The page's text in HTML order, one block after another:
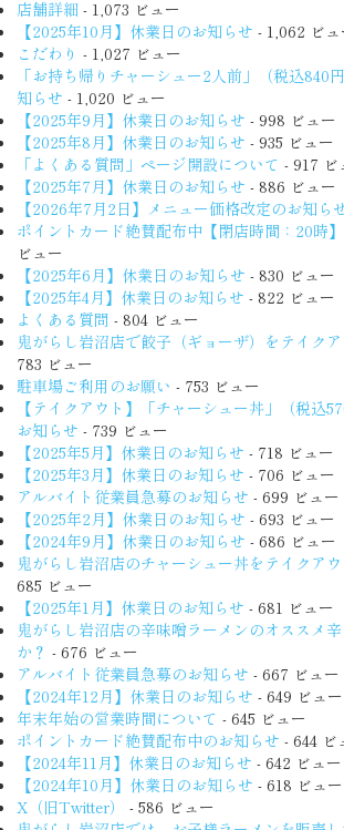
店舗詳細 - 1,073 ビュー
【2025年10月】休業日のお知らせ - 1,062 ビュ
こだわり - 1,027 ビュー
「お持ち帰りチャーシュー2人前」（税込840
知らせ - 1,020 ビュー
【2025年9月】休業日のお知らせ - 998 ビュー
【2025年8月】休業日のお知らせ - 935 ビュー
「よくある質問」ページ開設について - 917 ビ
【2025年7月】休業日のお知らせ - 886 ビュー
【2026年7月2日】メニュー価格改定のお知ら
ポイントカード絶賛配布中【閉店時間：20時
ビュー
【2025年6月】休業日のお知らせ - 830 ビュー
【2025年4月】休業日のお知らせ - 822 ビュー
よくある質問 - 804 ビュー
鬼がらし岩沼店で餃子（ギョーザ）をテイク
783 ビュー
駐車場ご利用のお願い - 753 ビュー
【テイクアウト】「チャーシュー丼」（税込
お知らせ - 739 ビュー
【2025年5月】休業日のお知らせ - 718 ビュー
【2025年3月】休業日のお知らせ - 706 ビュー
アルバイト従業員急募のお知らせ - 699 ビュー
【2025年2月】休業日のお知らせ - 693 ビュー
【2024年9月】休業日のお知らせ - 686 ビュー
鬼がらし岩沼店のチャーシュー丼をテイクア
685 ビュー
【2025年1月】休業日のお知らせ - 681 ビュー
鬼がらし岩沼店の辛味噌ラーメンのオススメ
か？ - 676 ビュー
アルバイト従業員急募のお知らせ - 667 ビュー
【2024年12月】休業日のお知らせ - 649 ビュー
年末年始の営業時間について - 645 ビュー
ポイントカード絶賛配布中のお知らせ - 644 ビ
【2024年11月】休業日のお知らせ - 642 ビュー
【2024年10月】休業日のお知らせ - 618 ビュー
X（旧Twitter）
- 586 ビュー